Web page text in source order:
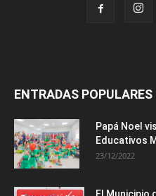
ENTRADAS POPULARES
Papá Noel
Educativos
23/12/2022